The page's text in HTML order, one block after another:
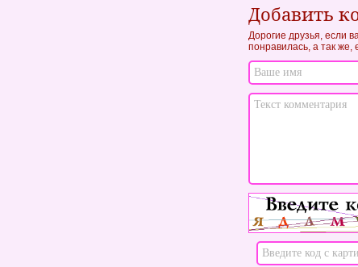
Добавить
Дорогие друзья, если
понравилась, а так же,